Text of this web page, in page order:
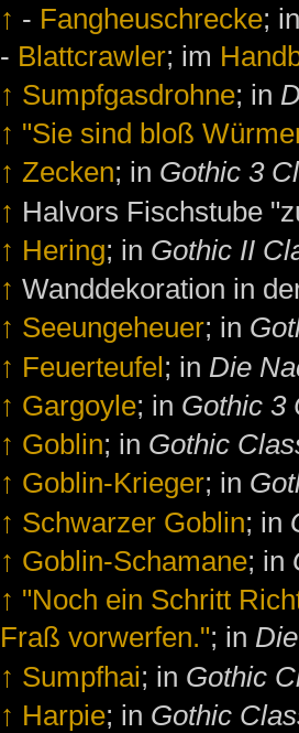
↑ - Fangheuschrecke;
- Blattcrawler; im
↑ Sumpfgasdrohne; in
↑ "Sie sind bloß
↑ Zecken; in Gothic 3
↑ Halvors Fischstube
↑ Hering; in Gothic II
↑ Wanddekoration in
↑ Seeungeheuer; in
↑ Feuerteufel; in Die
↑ Gargoyle; in Gothic 3
↑ Goblin; in Gothic
↑ Goblin-Krieger; in
↑ Schwarzer Goblin; in
↑ Goblin-Schamane; in
↑ "Noch ein Schritt
Fraß vorwerfen."; in
↑ Sumpfhai; in Gothic
↑ Harpie; in Gothic